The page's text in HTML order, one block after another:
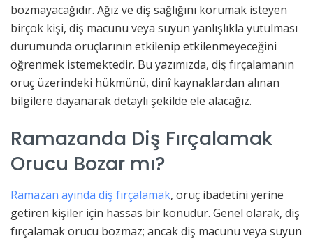
bozmayacağıdır. Ağız ve diş sağlığını korumak isteyen
birçok kişi, diş macunu veya suyun yanlışlıkla yutulması
durumunda oruçlarının etkilenip etkilenmeyeceğini
öğrenmek istemektedir. Bu yazımızda, diş fırçalamanın
oruç üzerindeki hükmünü, dinî kaynaklardan alınan
bilgilere dayanarak detaylı şekilde ele alacağız.
Ramazanda Diş Fırçalamak
Orucu Bozar mı?
Ramazan ayında diş fırçalamak, oruç ibadetini yerine
getiren kişiler için hassas bir konudur. Genel olarak, diş
fırçalamak orucu bozmaz; ancak diş macunu veya suyun